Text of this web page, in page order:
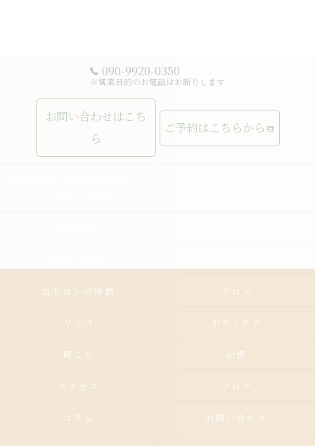
090-9920-0350
※営業目的のお電話はお断りします
お問い合わせはこち
ら
ご予約はこちらから
当サロンの特徴 アロマ
リンパ ボディケア
肩こり 出張
アクセス ブログ
コラム お問い合わせ